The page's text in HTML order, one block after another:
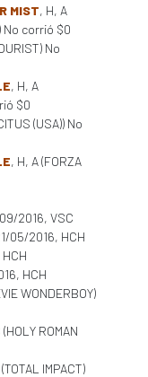
MIST, H, A
No corrió $0
No
, H, A
$0
(USA)) No
, H, A (FORZA
2016, VSC
05/2016, HCH
HCH
WONDERBOY)
(HOLY ROMAN
IMPACT)